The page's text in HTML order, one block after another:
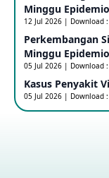
Outbreak
Kasus
Minggu
12 Jul 2026 | Download
Perkembangan
Minggu
05 Jul 2026 | Download
Kasus Penyakit
05 Jul 2026 | Download